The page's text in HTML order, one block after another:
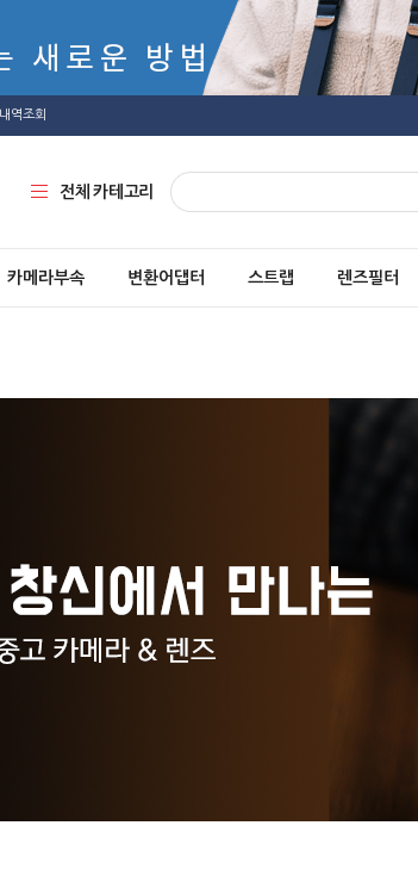
역조회
전체 카테고리
카메라부속 변환어댑터 스트랩 렌즈필터